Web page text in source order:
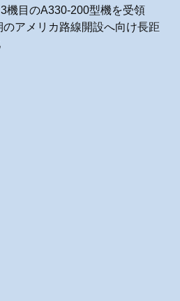
機目のA330-200型機を受領
のアメリカ路線開設へ向け長距